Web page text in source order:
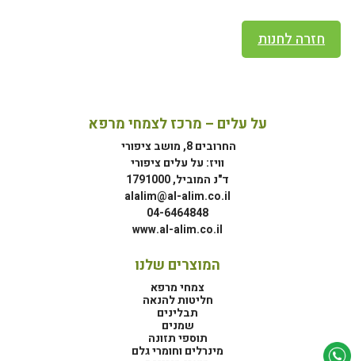
חזרה לחנות
על עלים – מרכז לצמחי מרפא
החרובים 8, מושב ציפורי
וויז: על עלים ציפורי
ד"נ המוביל, 1791000
alalim@al-alim.co.il
04-6464848
www.al-alim.co.il
המוצרים שלנו
צמחי מרפא
חליטות להנאה
תבלינים
שמנים
תוספי תזונה
מינרלים וחומרי גלם